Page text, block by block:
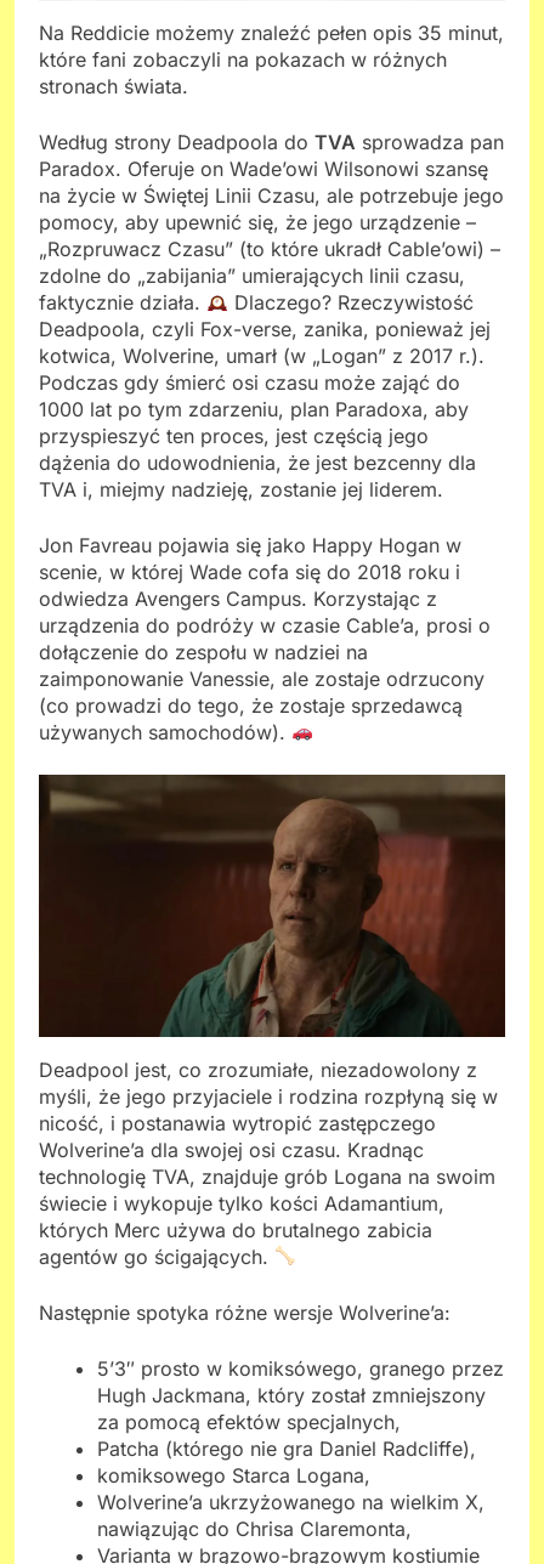
Na Reddicie możemy znaleźć pełen opis 35 minut,
które fani zobaczyli na pokazach w różnych
stronach świata.
Według strony Deadpoola do TVA sprowadza pan
Paradox. Oferuje on Wade’owi Wilsonowi szansę
na życie w Świętej Linii Czasu, ale potrzebuje jego
pomocy, aby upewnić się, że jego urządzenie –
„Rozpruwacz Czasu” (to które ukradł Cable’owi) –
zdolne do „zabijania” umierających linii czasu,
faktycznie działa.
Dlaczego? Rzeczywistość
Deadpoola, czyli Fox-verse, zanika, ponieważ jej
kotwica, Wolverine, umarł (w „Logan” z 2017 r.).
Podczas gdy śmierć osi czasu może zająć do
1000 lat po tym zdarzeniu, plan Paradoxa, aby
przyspieszyć ten proces, jest częścią jego
dążenia do udowodnienia, że ​​jest bezcenny dla
TVA i, miejmy nadzieję, zostanie jej liderem.
Jon Favreau pojawia się jako Happy Hogan w
scenie, w której Wade cofa się do 2018 roku i
odwiedza Avengers Campus. Korzystając z
urządzenia do podróży w czasie Cable’a, prosi o
dołączenie do zespołu w nadziei na
zaimponowanie Vanessie, ale zostaje odrzucony
(co prowadzi do tego, że zostaje sprzedawcą
używanych samochodów).
Deadpool jest, co zrozumiałe, niezadowolony z
myśli, że jego przyjaciele i rodzina rozpłyną się w
nicość, i postanawia wytropić zastępczego
Wolverine’a dla swojej osi czasu. Kradnąc
technologię TVA, znajduje grób Logana na swoim
świecie i wykopuje tylko kości Adamantium,
których Merc używa do brutalnego zabicia
agentów go ścigających.
Następnie spotyka różne wersje Wolverine’a:
5’3″ prosto w komiksówego, granego przez
Hugh Jackmana, który został zmniejszony
za pomocą efektów specjalnych,
Patcha (którego nie gra Daniel Radcliffe),
komiksowego Starca Logana,
Wolverine’a ukrzyżowanego na wielkim X,
nawiązując do Chrisa Claremonta,
Varianta w brązowo-brązowym kostiumie